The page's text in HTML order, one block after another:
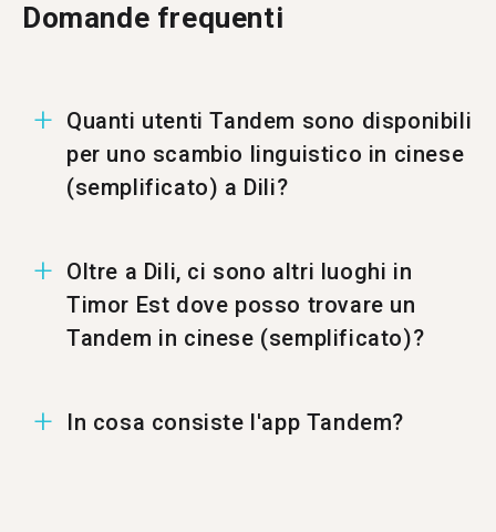
Domande frequenti
Quanti utenti Tandem sono disponibili
per uno scambio linguistico in cinese
(semplificato) a Dili?
linguistico in cinese (semplificato).
Oltre a Dili, ci sono altri luoghi in
Timor Est dove posso trovare un
Tandem in cinese (semplificato)?
anche a %%randomCity%%.
In cosa consiste l'app Tandem?